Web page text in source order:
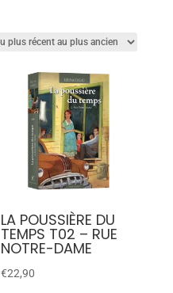
LA POUSSIÈRE DU
TEMPS T02 – RUE
NOTRE-DAME
€22,90